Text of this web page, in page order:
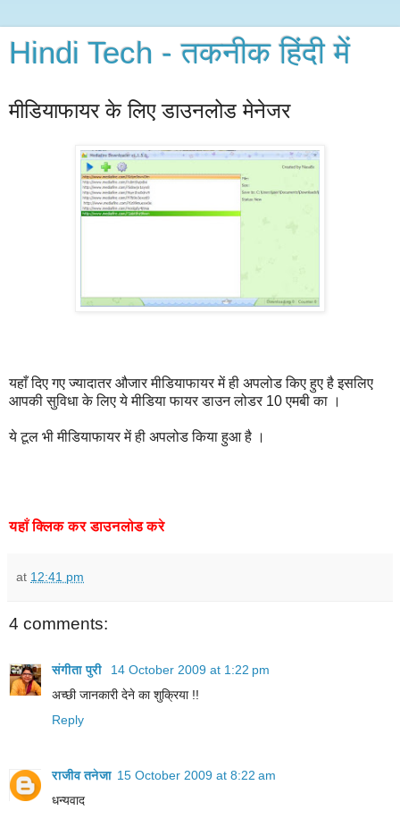
Hindi Tech - तकनीक हिंदी में
मीडियाफायर के लिए डाउनलोड मेनेजर
यहाँ दिए गए ज्यादातर औजार मीडियाफायर में ही अपलोड किए हुए है इसलिए
आपकी सुविधा के लिए ये मीडिया फायर डाउन लोडर 10 एमबी का ।
ये टूल भी मीडियाफायर में ही अपलोड किया हुआ है ।
यहाँ क्लिक कर डाउनलोड करे
at 12:41 pm
4 comments:
संगीता पुरी
14 October 2009 at 1:22 pm
अच्‍छी जानकारी देने का शुक्रिया !!
Reply
राजीव तनेजा 15 October 2009 at 8:22 am
धन्यवाद